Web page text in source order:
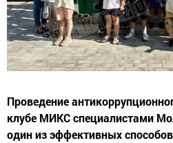
Проведение
клубе МИКС специалистами
один из эффективных